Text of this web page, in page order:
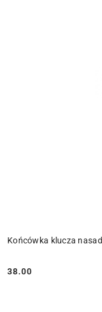
Końcówka klucza
Cena:
38.00